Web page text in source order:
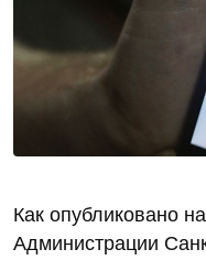
Как опубликовано
Администрации